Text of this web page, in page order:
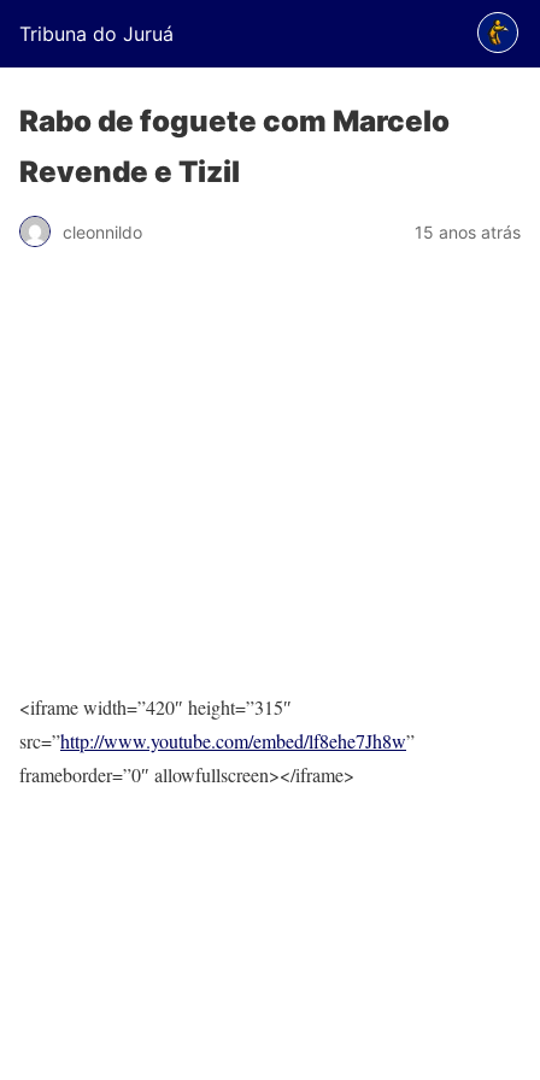
Tribuna do Juruá
Rabo de foguete com Marcelo
Revende e Tizil
cleonnildo 15 anos atrás
<iframe width=”420″ height=”315″
src=”http://www.youtube.com/embed/lf8ehe7Jh8w”
frameborder=”0″ allowfullscreen></iframe>